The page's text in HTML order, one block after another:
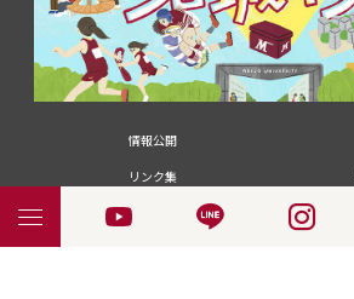
情報公開
リンク集
メディアの皆さま